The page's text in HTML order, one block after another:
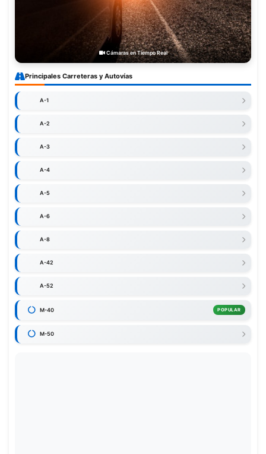
Cámaras en Tiempo Real
Principales Carreteras y Autovías
A-1
A-2
A-3
A-4
A-5
A-6
A-8
A-42
A-52
M-40 POPULAR
M-50